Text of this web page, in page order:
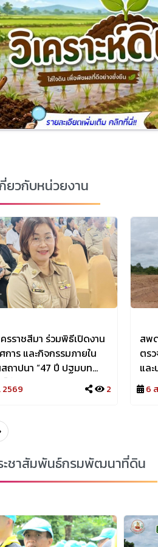
ยวกับหน่วยงาน
รราชสีมา ร่วมพิธีเปิดงาน
การ และกิจกรรมภายใน
ถาปนา “47 ปี ปฐมบท
ศึกษาฯ ต้นแบบการเรียนรู้
นาที่ยั่งยืน” ศูนย์ศึกษา
าชดำริ อำเภอ
าม จังหวัดฉะเชิงเทรา
2569 2
สพด.
ตร
และน้ำ “Agri-
เติ
อำ
6
ะชาสัมพันธ์กรมพัฒนาที่ดิน